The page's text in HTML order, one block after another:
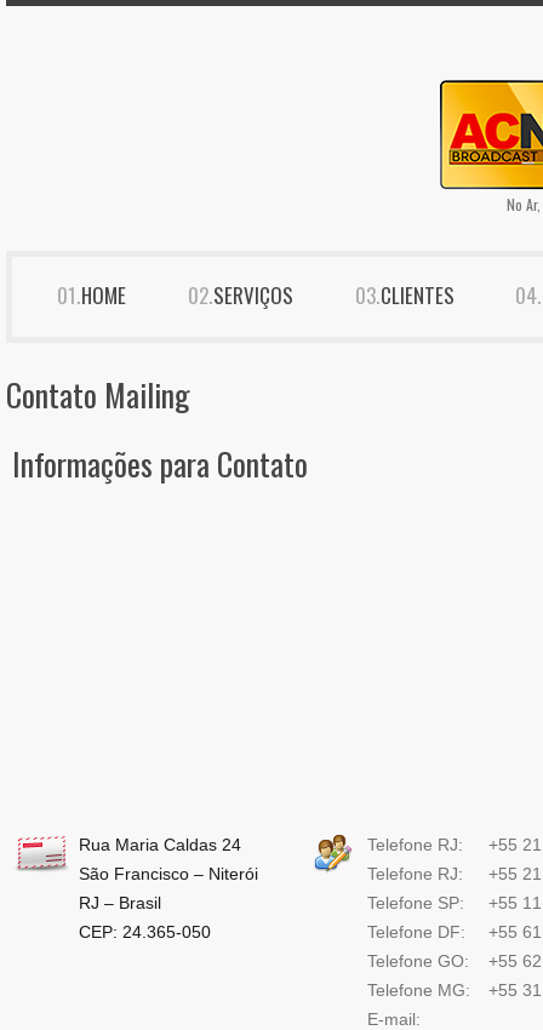
No
HOME SERVIÇOS CLIENTES
Contato Mailing
Informações para Contato
Rua Maria Caldas 24
São Francisco – Niterói
RJ – Brasil
CEP: 24.365-050
Telefone RJ:
+55
Telefone RJ:
+55
Telefone SP:
+55
Telefone DF:
+55
Telefone GO:
+55
Telefone MG:
+55
E-mail: